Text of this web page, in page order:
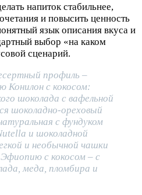
напиток стабильнее,
и повысить ценность
язык описания вкуса и
выбор «на каком
сценарий.
профиль –
Конилон с кокосом:
шоколада с вафельной
шоколадно-ореховый
с фундуком
и шоколадной
и необычной чашки
с кокосом – с
меда, пломбира и